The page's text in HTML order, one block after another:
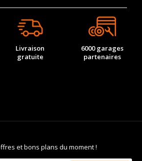
Livraison
gratuite
6000 garages
partenaires
et bons plans du moment !